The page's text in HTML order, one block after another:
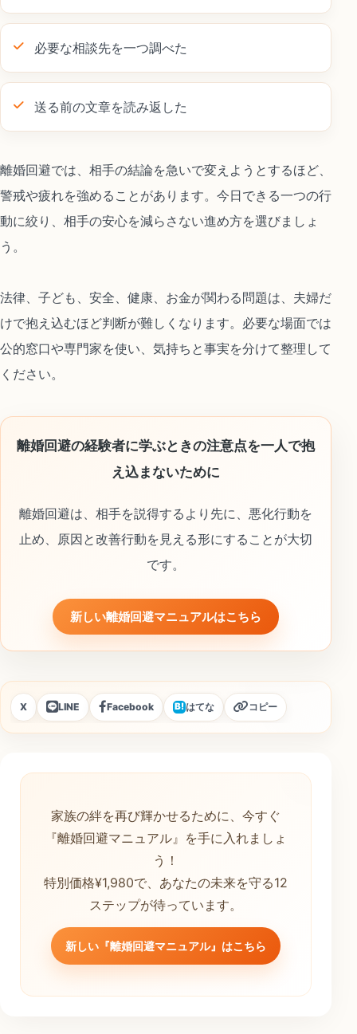
必要な相談先を一つ調べた
送る前の文章を読み返した
離婚回避では、相手の結論を急いで変えようとするほど、
警戒や疲れを強めることがあります。今日できる一つの行
動に絞り、相手の安心を減らさない進め方を選びましょ
う。
法律、子ども、安全、健康、お金が関わる問題は、夫婦だ
けで抱え込むほど判断が難しくなります。必要な場面では
公的窓口や専門家を使い、気持ちと事実を分けて整理して
ください。
離婚回避の経験者に学ぶときの注意点を一人で抱
え込まないために
離婚回避は、相手を説得するより先に、悪化行動を
止め、原因と改善行動を見える形にすることが大切
です。
新しい離婚回避マニュアルはこちら
X LINE Facebook B!はてな コピー
家族の絆を再び輝かせるために、今すぐ
『離婚回避マニュアル』を手に入れましょ
う！
特別価格¥1,980で、あなたの未来を守る12
ステップが待っています。
新しい『離婚回避マニュアル』はこちら